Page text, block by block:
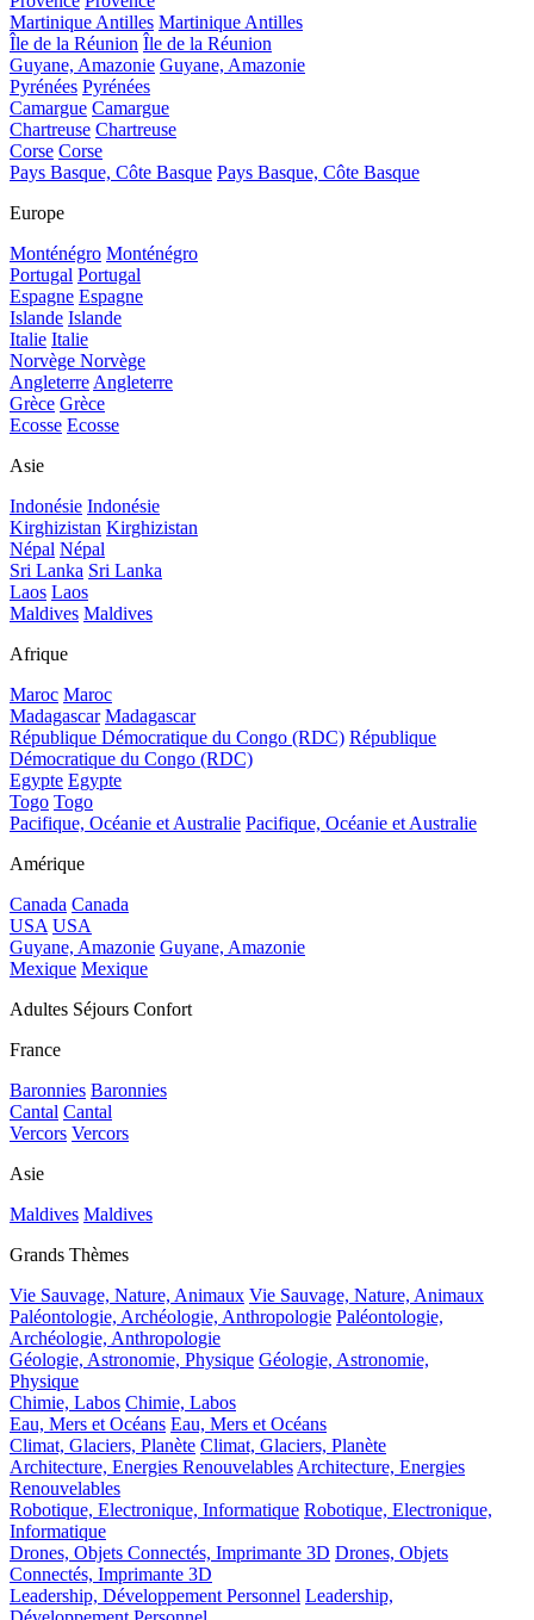
Martinique Antilles Martinique Antilles
Île de la Réunion Île de la Réunion
Guyane, Amazonie Guyane, Amazonie
Pyrénées Pyrénées
Camargue Camargue
Chartreuse Chartreuse
Corse Corse
Pays Basque, Côte Basque Pays Basque, Côte Basque
Europe
Monténégro Monténégro
Portugal Portugal
Espagne Espagne
Islande Islande
Italie Italie
Norvège Norvège
Angleterre Angleterre
Grèce Grèce
Ecosse Ecosse
Asie
Indonésie Indonésie
Kirghizistan Kirghizistan
Népal Népal
Sri Lanka Sri Lanka
Laos Laos
Maldives Maldives
Afrique
Maroc Maroc
Madagascar Madagascar
République Démocratique du Congo (RDC) République
Démocratique du Congo (RDC)
Egypte Egypte
Togo Togo
Pacifique, Océanie et Australie Pacifique, Océanie et Australie
Amérique
Canada Canada
USA USA
Guyane, Amazonie Guyane, Amazonie
Mexique Mexique
Adultes Séjours Confort
France
Baronnies Baronnies
Cantal Cantal
Vercors Vercors
Asie
Maldives Maldives
Grands Thèmes
Vie Sauvage, Nature, Animaux Vie Sauvage, Nature, Animaux
Paléontologie, Archéologie, Anthropologie Paléontologie,
Archéologie, Anthropologie
Géologie, Astronomie, Physique Géologie, Astronomie,
Physique
Chimie, Labos Chimie, Labos
Eau, Mers et Océans Eau, Mers et Océans
Climat, Glaciers, Planète Climat, Glaciers, Planète
Architecture, Energies Renouvelables Architecture, Energies
Renouvelables
Robotique, Electronique, Informatique Robotique, Electronique,
Informatique
Drones, Objets Connectés, Imprimante 3D Drones, Objets
Connectés, Imprimante 3D
Leadership, Développement Personnel Leadership,